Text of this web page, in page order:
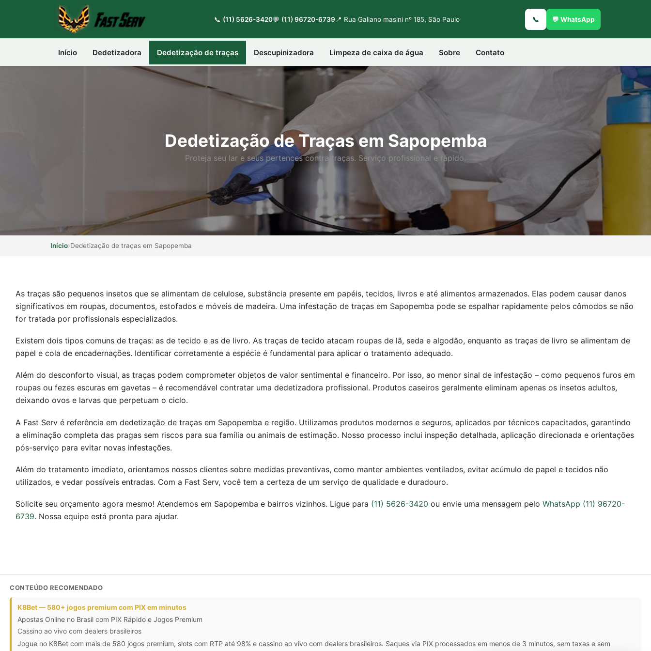
📞 (11) 5626-3420💬 (11) 96720-6739 📍 Rua Galiano masini nº 185, São Paulo 📞 💬 WhatsApp
Início Dedetizadora Dedetização de traças Descupinizadora Limpeza de caixa de água Sobre Contato
Dedetização de Traças em Sapopemba
Proteja seu lar e seus pertences contra traças. Serviço profissional e rápido.
Início›Dedetização de traças em Sapopemba
As traças são pequenos insetos que se alimentam de celulose, substância presente em papéis, tecidos, livros e até alimentos armazenados. Elas podem causar danos
significativos em roupas, documentos, estofados e móveis de madeira. Uma infestação de traças em Sapopemba pode se espalhar rapidamente pelos cômodos se não
for tratada por profissionais especializados.
Existem dois tipos comuns de traças: as de tecido e as de livro. As traças de tecido atacam roupas de lã, seda e algodão, enquanto as traças de livro se alimentam de
papel e cola de encadernações. Identificar corretamente a espécie é fundamental para aplicar o tratamento adequado.
Além do desconforto visual, as traças podem comprometer objetos de valor sentimental e financeiro. Por isso, ao menor sinal de infestação – como pequenos furos em
roupas ou fezes escuras em gavetas – é recomendável contratar uma dedetizadora profissional. Produtos caseiros geralmente eliminam apenas os insetos adultos,
deixando ovos e larvas que perpetuam o ciclo.
A Fast Serv é referência em dedetização de traças em Sapopemba e região. Utilizamos produtos modernos e seguros, aplicados por técnicos capacitados, garantindo
a eliminação completa das pragas sem riscos para sua família ou animais de estimação. Nosso processo inclui inspeção detalhada, aplicação direcionada e orientações
pós-serviço para evitar novas infestações.
Além do tratamento imediato, orientamos nossos clientes sobre medidas preventivas, como manter ambientes ventilados, evitar acúmulo de papel e tecidos não
utilizados, e vedar possíveis entradas. Com a Fast Serv, você tem a certeza de um serviço de qualidade e duradouro.
Solicite seu orçamento agora mesmo! Atendemos em Sapopemba e bairros vizinhos. Ligue para (11) 5626-3420 ou envie uma mensagem pelo WhatsApp (11) 96720-
6739. Nossa equipe está pronta para ajudar.
CONTEÚDO RECOMENDADO
K8Bet — 580+ jogos premium com PIX em minutos
Apostas Online no Brasil com PIX Rápido e Jogos Premium
Cassino ao vivo com dealers brasileiros
Jogue no K8Bet com mais de 580 jogos premium, slots com RTP até 98% e cassino ao vivo com dealers brasileiros. Saques via PIX processados em menos de 3 minutos, sem taxas e sem